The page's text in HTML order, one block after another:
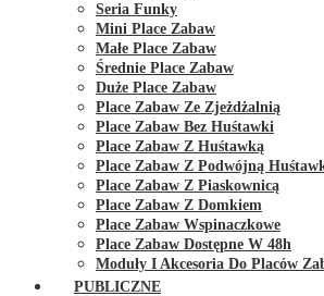
Seria Funky
Mini Place Zabaw
Małe Place Zabaw
Średnie Place Zabaw
Duże Place Zabaw
Place Zabaw Ze Zjeżdżalnią
Place Zabaw Bez Huśtawki
Place Zabaw Z Huśtawką
Place Zabaw Z Podwójną
Place Zabaw Z Piaskownicą
Place Zabaw Z Domkiem
Place Zabaw Wspinaczkowe
Place Zabaw Dostępne W 48h
Moduły I Akcesoria Do Placów
PUBLICZNE